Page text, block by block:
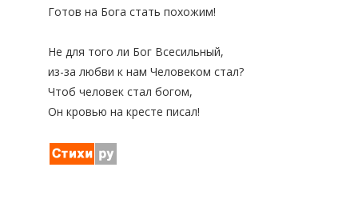
Готов на Бога стать похожим!
Не для того ли Бог Всесильный,
из-за любви к нам Человеком стал?
Чтоб человек стал богом,
Он кровью на кресте писал!